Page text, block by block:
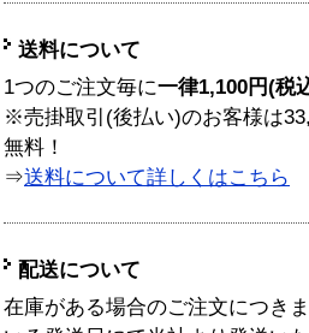
送料について
1つのご注文毎に一律1,100円(税
※売掛取引(後払い)のお客様は
無料！
⇒送料について詳しくはこちら
配送について
在庫がある場合のご注文につき